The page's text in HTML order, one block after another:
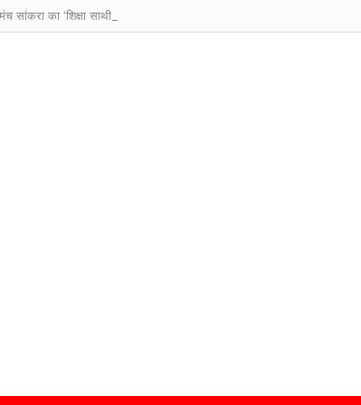
सांकरा का ‘शिक्षा साथी अभियान’: क्विज और पौधारोपण से बच्चों में बढ़ा उत्साह